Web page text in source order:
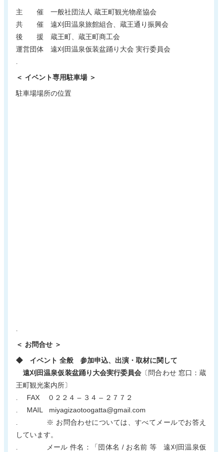
主 催 一般社団法人 蔵王町観光物産協会
共 催 遠刈田温泉旅館組合、蔵王通り振興会
後 援 蔵王町、蔵王町商工会
運営団体 遠刈田温泉仮装盆踊り大会 実行委員会
＜ イベント専用駐車場 ＞
駐車場場所の位置
＜ お問合せ ＞
◆ イベント 全般 参加申込、出演・取材に関して
遠刈田温泉仮装盆踊り大会実行委員会 〔問合わせ 窓口：蔵
王町観光案内所〕
. FAX ０２２４ – ３４ – ２７７２
. MAIL miyagizaotoogatta@gmail.com
. ※ お問合わせについては、すべてメールでお答え
しています。
. メール 件名：「団体名 / お名前 等 遠刈田温泉仮